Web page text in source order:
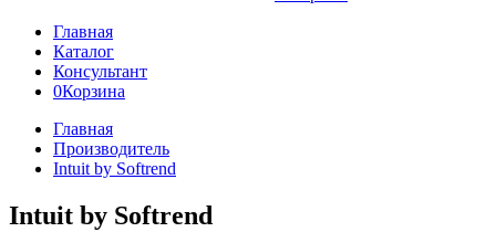
Главная
Каталог
Консультант
0Корзина
Главная
Производитель
Intuit by Softrend
Intuit by Softrend